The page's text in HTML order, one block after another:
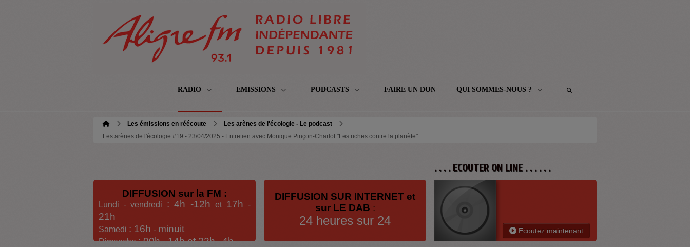
RADIO EMISSIONS PODCASTS FAIRE UN DON QUI SOMMES-NOUS ?
Les émissions en réécoute
Les arènes de l'écologie - Le podcast
Les arènes de l'écologie #19 - 23/04/2025 - Entretien avec Monique Pinçon-Charlot "Les riches contre la planète"
DIFFUSION sur la FM :
Lundi - vendredi : 4h -12h et 17h -
21h
Samedi : 16h - minuit
Dimanche: 00h -14h et 22h-4h
DIFFUSION SUR INTERNET et
sur LE DAB :
24 heures sur 24
. . . . ECOUTER ON LINE . . . . . .
Ecoutez maintenant